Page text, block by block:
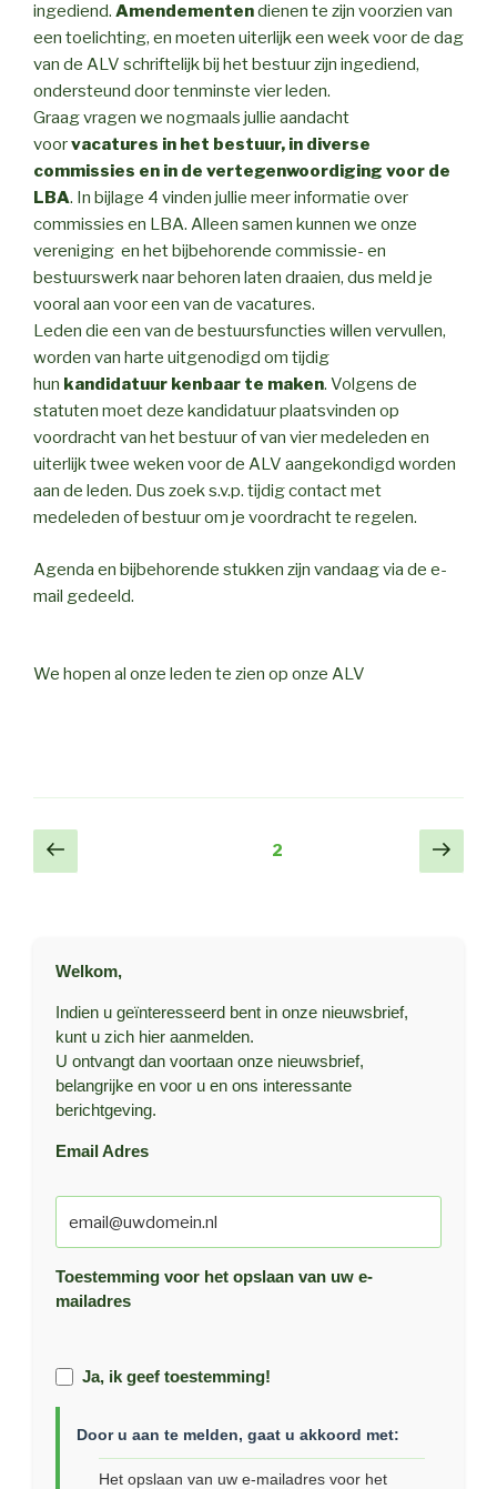
ingediend. Amendementendienen te zijn voorzien van
een toelichting, en moeten uiterlijk een week voor de dag
van de ALV schriftelijk bij het bestuur zijn ingediend,
ondersteund door tenminste vier leden.
Graag vragen we nogmaals jullie aandacht
voorvacatures in het bestuur, in diverse
commissies en in de vertegenwoordiging voor de
LBA. In bijlage 4 vinden jullie meer informatie over
commissies en LBA. Alleen samen kunnen we onze
vereniging en het bijbehorende commissie- en
bestuurswerk naar behoren laten draaien, dus meld je
vooral aan voor een van de vacatures.
Leden die een van de bestuursfuncties willen vervullen,
worden van harte uitgenodigd om tijdig
hun kandidatuur kenbaar te maken. Volgens de
statuten moet deze kandidatuur plaatsvinden op
voordracht van het bestuur of van vier medeleden en
uiterlijk twee weken voor de ALV aangekondigd worden
aan de leden. Dus zoek s.v.p. tijdig contact met
medeleden of bestuur om je voordracht te regelen.
Agenda en bijbehorende stukken zijn vandaag via de e-
mail gedeeld.
We hopen al onze leden te zien op onze ALV
Berichtnavigatie
Vorige
pagina
2
Welkom,
Indien u geïnteresseerd bent in onze nieuwsbrief,
kunt u zich hier aanmelden.
U ontvangt dan voortaan onze nieuwsbrief,
belangrijke en voor u en ons interessante
berichtgeving.
Email Adres
Toestemming voor het opslaan van uw e-
mailadres
Ja, ik geef toestemming!
Door u aan te melden, gaat u akkoord met:
Het opslaan van uw e-mailadres voor het